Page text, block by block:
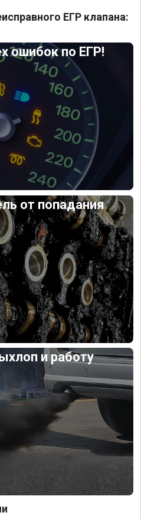
ЕГР клапана:
ошибок по ЕГР!
от попадания
и работу